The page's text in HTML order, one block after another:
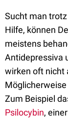
Sucht man
Hilfe, können
meistens
Antidepressiva
wirken oft nicht
Zum Beispiel
Psilocybin,